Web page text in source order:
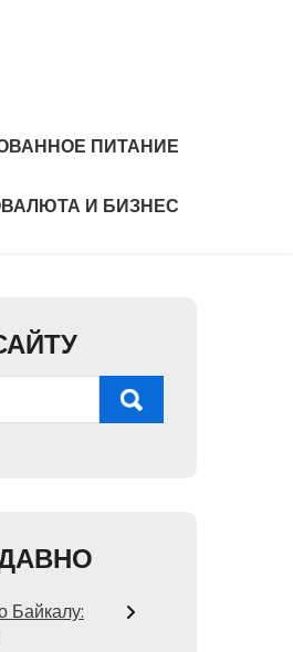
ПИТАНИЕ
И БИЗНЕС
Байкалу: